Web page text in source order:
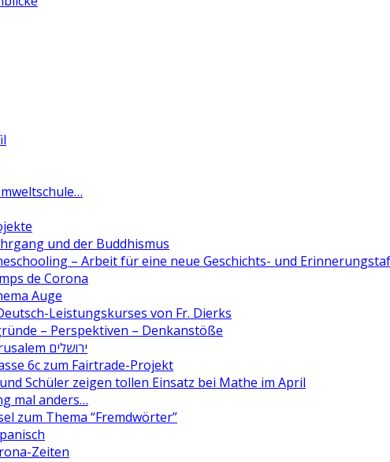
und der Buddhismus
– Arbeit für eine neue Geschichts- und
de Corona
Auge
Leistungskurses von Fr. Dierks
– Perspektiven – Denkanstöße
بيت المقدس Jerusalem ירושלים
6c zum Fairtrade-Projekt
Schüler zeigen tollen Einsatz bei Mathe im April
mal anders…
zum Thema “Fremdwörter”
Zeiten